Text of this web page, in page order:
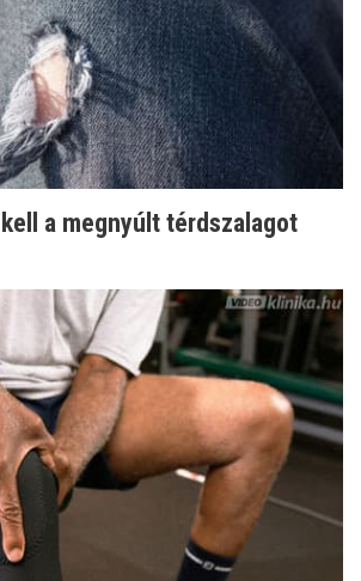
a megnyúlt térdszalagot